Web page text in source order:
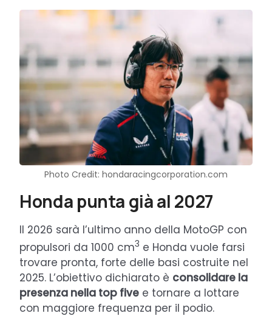
Photo Credit: hondaracingcorporation.com
Honda punta già al 2027
Il 2026 sarà l’ultimo anno della MotoGP con
propulsori da 1000 cm3 e Honda vuole farsi
trovare pronta, forte delle basi costruite nel
2025. L’obiettivo dichiarato è consolidare la
presenza nella top five e tornare a lottare
con maggiore frequenza per il podio.